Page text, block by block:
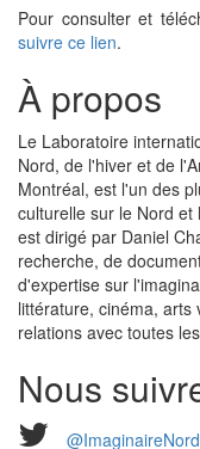
Pour consulter et
suivre ce lien.
À propos
Le Laboratoire
Nord, de l'hiver et de
Montréal, est l'un des
culturelle sur le Nord
est dirigé par Daniel
recherche, de
d'expertise sur
littérature, cinéma, arts
relations avec toutes
Nous
@ImaginaireNord